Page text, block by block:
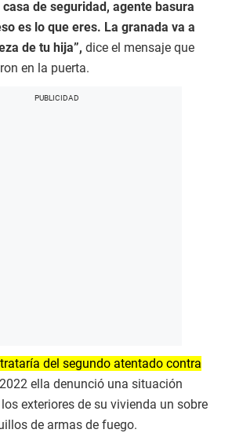
de seguridad, agente basura
es lo que eres. La granada va a
de tu hija”, dice el mensaje que
en la puerta.
del segundo atentado contra
ella denunció una situación
exteriores de su vivienda un sobre
de armas de fuego.